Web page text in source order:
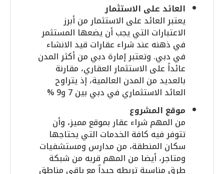
العائد على الاستثمار
يعتبر العائد على الاستثمار من أبرز
الاعتبارات التي يجب أن يضعها المستثمر
في ذهنه عند شراء عقارات قيد الانشاء
في دبي. وتعتبر إمارة دبي من أكثر المدن
عائداً على الاستثمار العقاري، مقارنة
بالعديد من المدن العالمية، إذ يتراوح
العائد الاستثماري في دبي بين 7 و9 %
موقع المشروع
من المهم شراء عقار بموقع مميز، وأن
تتوفر فيه كافة الخدمات التي يحتاجها
سكان المنطقة، من مدارس ومستشفيات
ومتاجر، أيضا من المهم قربه من شبكة
طرق مناسبة تربطه جيداً مع باقي مناطق